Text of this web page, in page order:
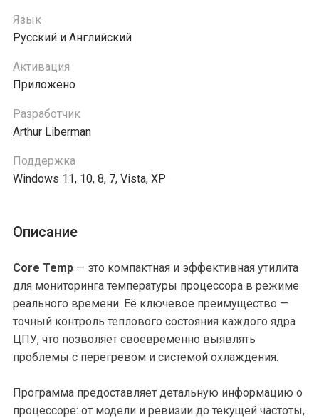
Язык
Русский и Английский
Активация
Приложено
Разработчик
Arthur Liberman
Поддержка
Windows 11, 10, 8, 7, Vista, XP
Описание
Core Temp — это компактная и эффективная утилита
для мониторинга температуры процессора в режиме
реального времени. Её ключевое преимущество —
точный контроль теплового состояния каждого ядра
ЦПУ, что позволяет своевременно выявлять
проблемы с перегревом и системой охлаждения.
Программа предоставляет детальную информацию о
процессоре: от модели и ревизии до текущей частоты,